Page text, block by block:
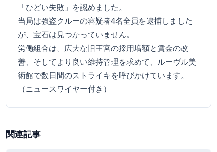
「ひどい失敗」を認めました。
当局は強盗クルーの容疑者4名全員を逮捕しました
が、宝石は見つかっていません。
労働組合は、広大な旧王宮の採用増額と賃金の改
善、そしてより良い維持管理を求めて、ルーヴル美
術館で数日間のストライキを呼びかけています。
（ニュースワイヤー付き）
関連記事